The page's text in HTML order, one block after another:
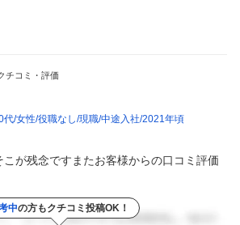
チコミ・評価
代 女性 役職なし 現職 中途入社 2021年頃
が残念ですまたお客様からの口コミ評価
中の方もクチコミ投稿OK！